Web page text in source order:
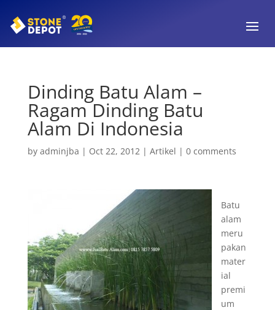
Dinding Batu Alam –
Ragam Dinding Batu
Alam Di Indonesia
by adminjba | Oct 22, 2012 | Artikel | 0 comments
Batu
alam
meru
pakan
mater
ial
premi
um